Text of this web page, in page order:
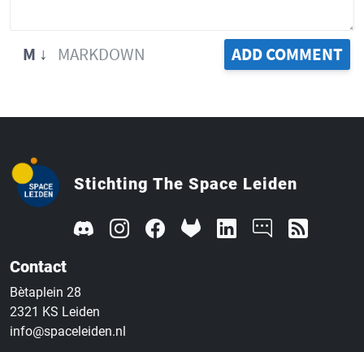
ADD COMMENT
M ↓ MARKDOWN
Stichting The Space Leiden
Contact
Bètaplein 28
2321 KS Leiden
info@spaceleiden.nl